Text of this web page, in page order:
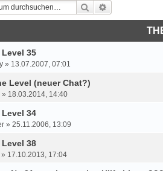
Suche
35
» 13.07.2007, 07:01
Level (neuer Chat?)
» 18.03.2014, 14:40
34
» 25.11.2006, 13:09
38
» 17.10.2013, 17:04